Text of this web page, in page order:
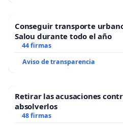
Conseguir transporte
Salou durante todo el año
44 firmas
Aviso de transparencia
Retirar las acusaciones
absolverlos
48 firmas